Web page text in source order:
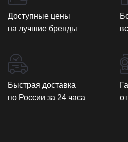
Доступные цены
на лучшие бренды
Быстрая доставка
по России за 24 часа